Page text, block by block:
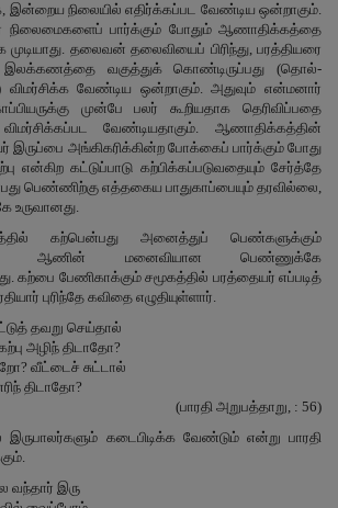
இன்றைய நிலையில் எதிர்க்கப்பட வேண்டிய ஒன்றாகும்.
பார்க்கும் போதும் ஆணாதிக்கத்தை
முடியாது. தலைவன் தலைவியைப் பிரிந்து, பரத்தியரை
இலக்கணத்தை வகுத்துக் கொண்டிருப்பது (தொல்-
விமர்சிக்க வேண்டிய ஒன்றாகும். அதுவும் என்மனார்
முன்பே பலர் கூறியதாக தெரிவிப்பதை
வேண்டியதாகும். ஆணாதிக்கத்தின்
இருப்பை அங்கிகரிக்கின்ற போக்கைப் பார்க்கும் போது
என்கிற கட்டுப்பாடு கற்பிக்கப்படுவதையும் சேர்த்தே
பெண்ணிற்கு எத்தகைய பாதுகாப்பையும் தரவில்லை,
உருவானது.
கற்பென்பது அனைத்துப் பெண்களுக்கும்
ஆணின் மனைவியான பெண்ணுக்கே
கற்பை பேணிகாக்கும் சமூகத்தில் பரத்தையர் எப்படித்
புரிந்தே கவிதை எழுதியுள்ளார்.
தவறு செய்தால்
அழிந் திடாதோ?
வீட்டைச் சுட்டால்
திடாதோ?
(பாரதி அறுபத்தாறு, : 56)
இருபாலர்களும் கடைபிடிக்க வேண்டும் என்று பாரதி
வந்தார் இரு